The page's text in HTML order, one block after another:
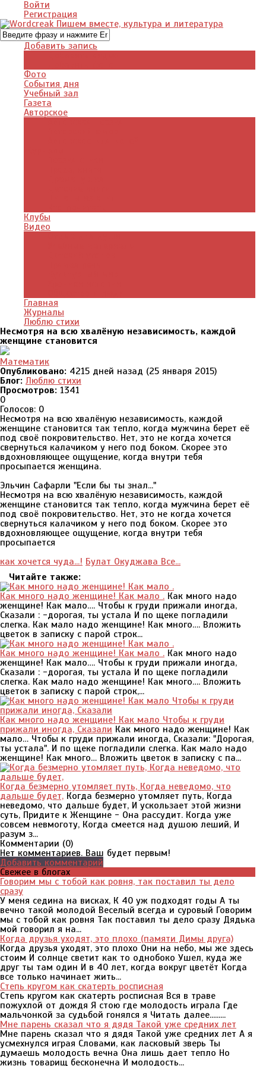
Войти
Регистрация
Добавить запись
Фото
События дня
Учебный зал
Газета
Авторское
Клубы
Видео
Главная
Журналы
Люблю стихи
Несмотря на всю хвалёную независимость, каждой
женщине становится
Математик
Опубликовано: 4215 дней назад (25 января 2015)
Блог: Люблю стихи
Просмотров: 1341
0
Голосов: 0
Несмотря на всю хвалёную независимость, каждой
женщине становится так тепло, когда мужчина берет её
под своё покровительство. Нет, это не когда хочется
свернуться калачиком у него под боком. Скорее это
вдохновляющее ощущение, когда внутри тебя
просыпается женщина.
Эльчин Сафарли "Если бы ты знал..."
Несмотря на всю хвалёную независимость, каждой
женщине становится так тепло, когда мужчина берет её
под своё покровительство. Нет, это не когда хочется
свернуться калачиком у него под боком. Скорее это
вдохновляющее ощущение, когда внутри тебя
просыпается
как хочется чуда...! Булат Окуджава Все...
Читайте также:
Как много надо женщине! Как мало . Как много надо
женщине! Как мало…. Чтобы к груди прижали иногда,
Сказали : -дорогая, ты устала И по щеке погладили
слегка. Как мало надо женщине! Как много…. Вложить
цветок в записку с парой строк...
Как много надо женщине! Как мало . Как много надо
женщине! Как мало…. Чтобы к груди прижали иногда,
Сказали : -дорогая, ты устала И по щеке погладили
слегка. Как мало надо женщине! Как много…. Вложить
цветок в записку с парой строк,...
Как много надо женщине! Как мало Чтобы к груди
прижали иногда, Сказали Как много надо женщине! Как
мало… Чтобы к груди прижали иногда, Сказали: "Дорогая,
ты устала". И по щеке погладили слегка. Как мало надо
женщине! Как много… Вложить цветок в записку с па...
Когда безмерно утомляет путь, Когда неведомо, что
дальше будет, Когда безмерно утомляет путь, Когда
неведомо, что дальше будет, И ускользает этой жизни
суть, Придите к Женщине - Она рассудит. Когда уже
совсем невмоготу, Когда смеется над душою леший, И
разум з...
Комментарии (0)
Нет комментариев. Ваш будет первым!
Добавить комментарий
Свежее в блогах
Говорим мы с тобой как ровня, так поставил ты дело
сразу
У меня седина на висках, К 40 уж подходят годы А ты
вечно такой молодой Веселый всегда и суровый Говорим
мы с тобой как ровня Так поставил ты дело сразу Дядька
мой говорил я на...
Когда друзья уходят, это плохо (памяти Димы друга)
Когда друзья уходят, это плохо Они на небо, мы же здесь
стоим И солнце светит как то однобоко Ушел, куда же
друг ты там один И в 40 лет, когда вокруг цветёт Когда
все только начинает жить...
Степь кругом как скатерть росписная
Степь кругом как скатерть росписная Вся в траве
пожухлой от дождя Я стою где молодость играла Где
мальчонкой за судьбой гонялся я Читать далее.........
Мне парень сказал что я дядя Такой уже средних лет
Мне парень сказал что я дядя Такой уже средних лет А я
усмехнулся играя Словами, как ласковый зверь Ты
думаешь молодость вечна Она лишь дает тепло Но
жизнь товарищ бесконечна И молодость...